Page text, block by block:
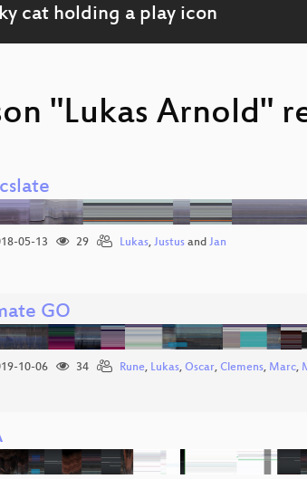
"Lukas Arnold"
05-13 29 Lukas, Justus and Jan
GO
10-06 34 Rune, Lukas, Oscar, Clemens, Marc,